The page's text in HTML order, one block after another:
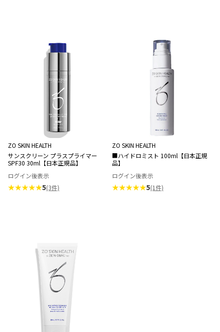
ZO SKIN HEALTH
サンスクリーン プラスプライマー
SPF30 30ml【日本正規品】
ログイン後表示
★★★★★5(3件)
ZO SKIN HEALTH
■ハイドロミスト 100ml【日本正規
品】
ログイン後表示
★★★★★5(1件)